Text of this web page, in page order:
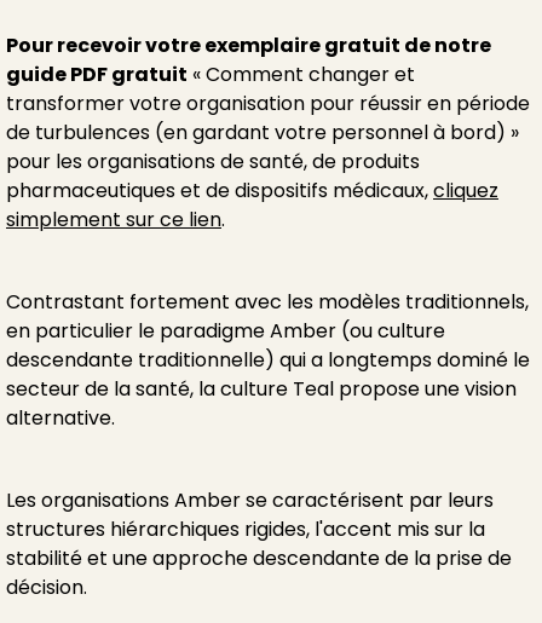
Pour recevoir votre exemplaire gratuit de notre
guide PDF gratuit « Comment changer et
transformer votre organisation pour réussir en période
de turbulences (en gardant votre personnel à bord) »
pour les organisations de santé, de produits
pharmaceutiques et de dispositifs médicaux,cliquez
simplement sur ce lien.
Contrastant fortement avec les modèles traditionnels,
en particulier le paradigme Amber (ou culture
descendante traditionnelle) qui a longtemps dominé le
secteur de la santé, la culture Teal propose une vision
alternative.
Les organisations Amber se caractérisent par leurs
structures hiérarchiques rigides, l'accent mis sur la
stabilité et une approche descendante de la prise de
décision.